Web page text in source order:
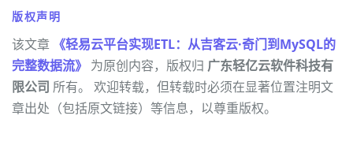
版权声明
该文章 《轻易云平台实现ETL：从吉客云·奇门到MySQL的
完整数据流》 为原创内容，版权归 广东轻亿云软件科技有
限公司 所有。 欢迎转载，但转载时必须在显著位置注明文
章出处（包括原文链接）等信息，以尊重版权。